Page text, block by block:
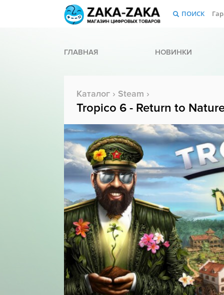
ПОИСК
ГЛАВНАЯ НОВИНКИ
Каталог › Steam ›
Tropico 6 - Return to